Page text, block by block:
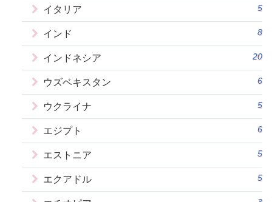
イタリア 5
インド 8
インドネシア 20
ウズベキスタン 6
ウクライナ 5
エジプト 6
エストニア 5
エクアドル 5